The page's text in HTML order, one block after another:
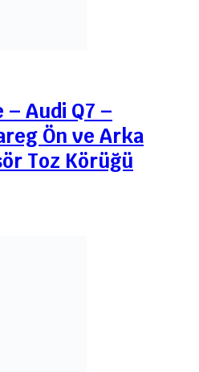
– Audi Q7 –
Ön ve Arka
Toz Körüğü